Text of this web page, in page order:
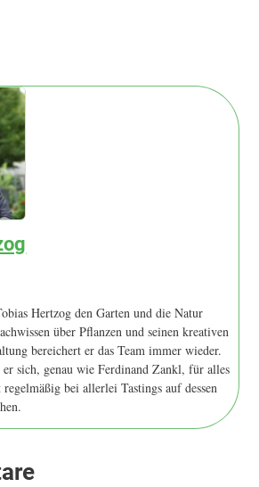
Hertzog den Garten und die Natur
über Pflanzen und seinen kreativen
bereichert er das Team immer wieder.
er sich, genau wie Ferdinand Zankl, für alles
bei allerlei Tastings auf dessen